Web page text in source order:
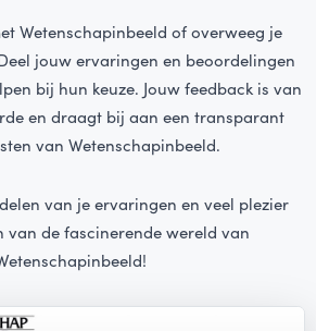
Wetenschapinbeeld of overweeg je
jouw ervaringen en beoordelingen
bij hun keuze. Jouw feedback is van
en draagt bij aan een transparant
van Wetenschapinbeeld.
van je ervaringen en veel plezier
van de fascinerende wereld van